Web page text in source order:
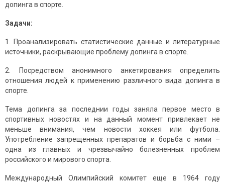
допинга в спорте.
Задачи:
1. Проанализировать статистические данные и литературные
источники, раскрывающие проблему допинга в спорте.
2. Посредством анонимного анкетирования определить
отношения людей к применению различного вида допинга в
спорте.
Тема допинга за последнии годы заняла первое место в
спортивных новостях и на данный момент привлекает не
меньше внимания, чем новости хоккея или футбола.
Употребление запрещенных препаратов и борьба с ними –
одна из главных и чрезвычайно болезненных проблем
российского и мирового спорта.
Международный Олимпийский комитет еще в 1964 году